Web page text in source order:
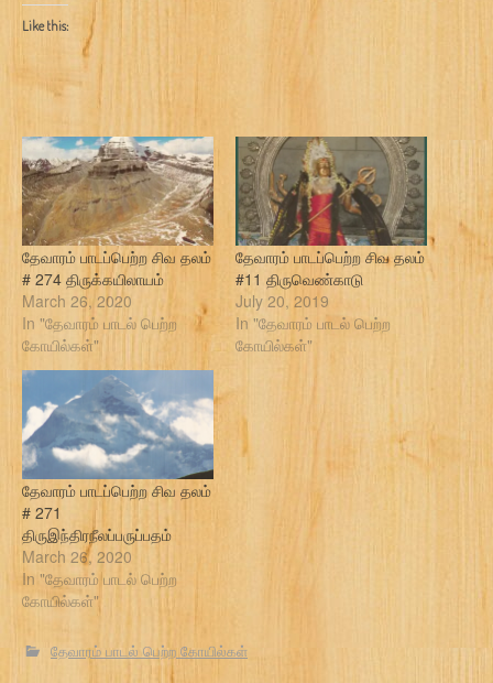
Like this:
தேவாரம் பாடப்பெற்ற சிவ தலம்
# 274 திருக்கயிலாயம்
March 26, 2020
In "தேவாரம் பாடல் பெற்ற
கோயில்கள்"
தேவாரம் பாடப்பெற்ற சிவ தலம்
#11 திருவெண்காடு
July 20, 2019
In "தேவாரம் பாடல் பெற்ற
கோயில்கள்"
தேவாரம் பாடப்பெற்ற சிவ தலம்
# 271
திருஇந்திரநீலப்பருப்பதம்
March 26, 2020
In "தேவாரம் பாடல் பெற்ற
கோயில்கள்"
தேவாரம் பாடல் பெற்ற கோயில்கள்